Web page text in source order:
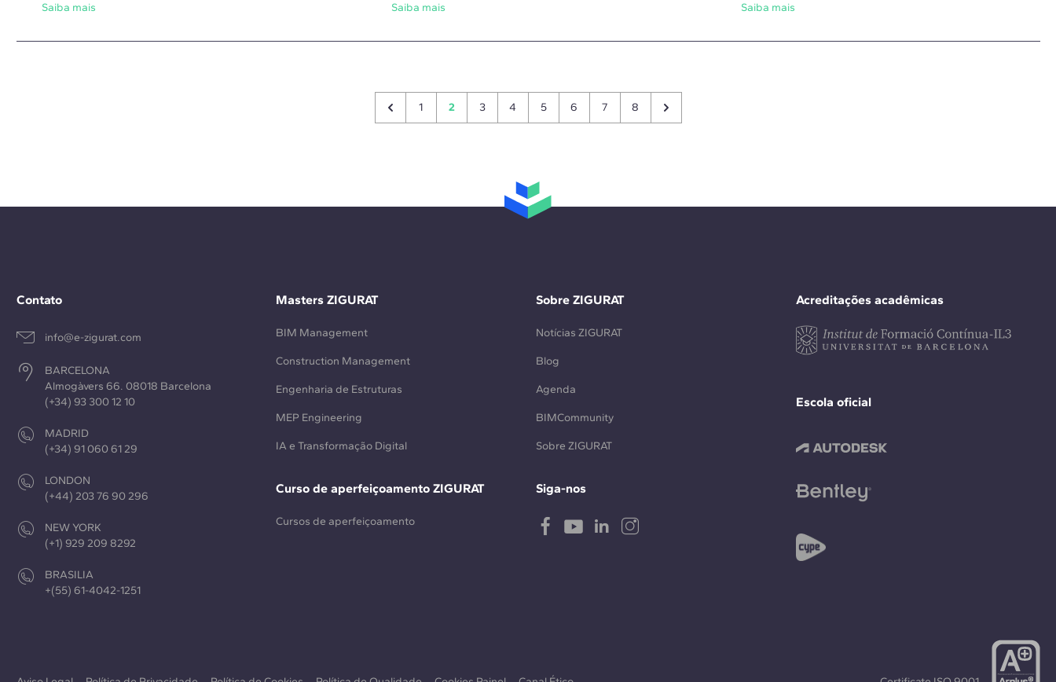
Saiba mais Saiba mais Saiba mais
1 2 3 4 5 6 7 8
Contato
info@e-zigurat.com
BARCELONA
Almogàvers 66. 08018 Barcelona
(+34) 93 300 12 10
MADRID
(+34) 91 060 61 29
LONDON
(+44) 203 76 90 296
NEW YORK
(+1) 929 209 8292
BRASILIA
+(55) 61-4042-1251
Acreditações acadêmicas
Escola oficial
Masters ZIGURAT
BIM Management
Construction Management
Engenharia de Estruturas
MEP Engineering
IA e Transformação Digital
Curso de aperfeiçoamento ZIGURAT
Cursos de aperfeiçoamento
Sobre ZIGURAT
Notícias ZIGURAT
Blog
Agenda
BIMCommunity
Sobre ZIGURAT
Siga-nos